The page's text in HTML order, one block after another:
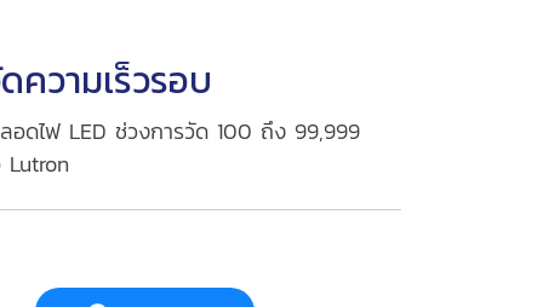
ความเร็วรอบ
อดไฟ LED ช่วงการวัด 100 ถึง 99,999